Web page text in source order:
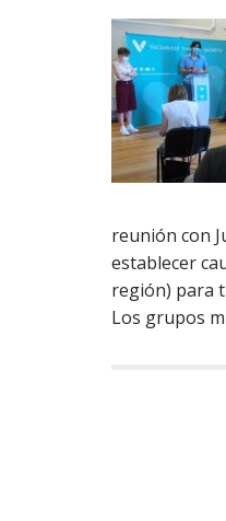
reunión con
establecer
región) para
Los grupos